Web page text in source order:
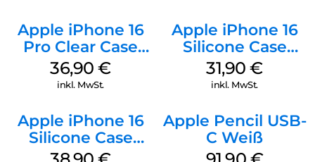
Apple iPhone 16
Pro Clear Case
MagSafe
Transparent
36,90€
inkl. MwSt.
Apple iPhone 16
Silicone Case
MagSafe Fuchsia
31,90€
inkl. MwSt.
Apple iPhone 16
Silicone Case
MagSafe
Apple Pencil USB-
C Weiß